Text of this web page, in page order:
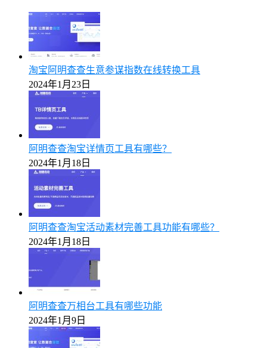
淘宝阿明查查生意参谋指数在线转换工具
2024年1月23日
阿明查查淘宝详情页工具有哪些？
2024年1月18日
阿明查查淘宝活动素材完善工具功能有哪些？
2024年1月18日
阿明查查万相台工具有哪些功能
2024年1月9日